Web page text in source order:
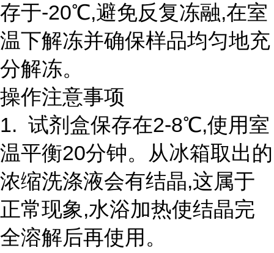
存于-20℃,避免反复冻融,在室
温下解冻并确保样品均匀地充
分解冻。
操作注意事项
1. 试剂盒保存在2-8℃,使用室
温平衡20分钟。从冰箱取出的
浓缩洗涤液会有结晶,这属于
正常现象,水浴加热使结晶完
全溶解后再使用。